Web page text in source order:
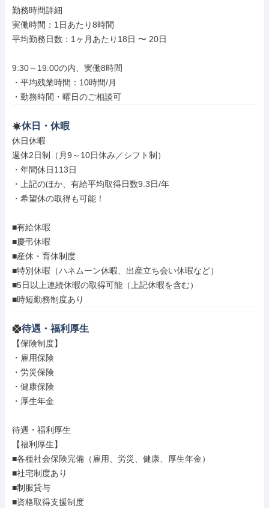
勤務時間詳細
実働時間：1日あたり8時間
平均勤務日数：1ヶ月あたり18日 〜 20日
9:30～19:00の内、実働8時間
・平均残業時間：10時間/月
・勤務時間・曜日のご相談可
休日・休暇
休日休暇
週休2日制（月9～10日休み／シフト制）
・年間休日113日
・上記のほか、有給平均取得日数9.3日/年
・希望休の取得も可能！
■有給休暇
■慶弔休暇
■産休・育休制度
■特別休暇（ハネムーン休暇、出産立ち会い休暇など）
■5日以上連続休暇の取得可能（上記休暇を含む）
■時短勤務制度あり
待遇・福利厚生
【保険制度】
・雇用保険
・労災保険
・健康保険
・厚生年金
待遇・福利厚生
【福利厚生】
■各種社会保険完備（雇⽤、労災、健康、厚⽣年⾦）
■社宅制度あり
■制服貸与
■資格取得⽀援制度